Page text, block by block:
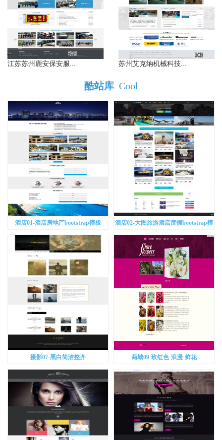
江苏苏州鹿安保安服... 苏州艾克纳机械科技...
酷站库 Cool
酒店01-酒店房地产bootstrap模板
酒店02-大图旅游酒店度假bootstrap模
板
摄影07-黑白简洁整齐 商城09-玫红色-浪漫-鲜花